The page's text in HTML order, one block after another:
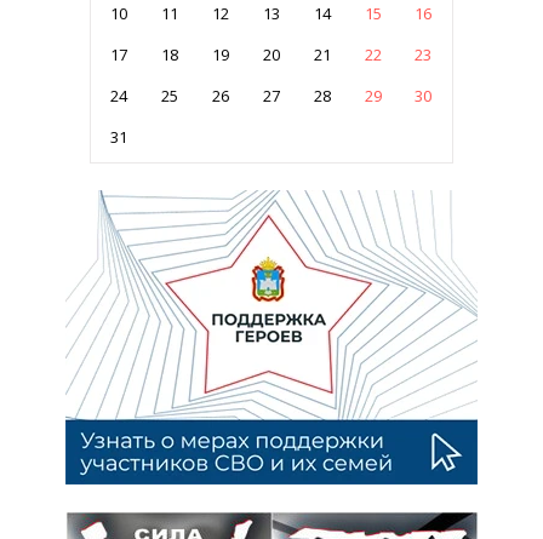
10
11 12 13 14 15
16
17
18 19 20 21 22
23
24
25 26 27 28 29
30
31